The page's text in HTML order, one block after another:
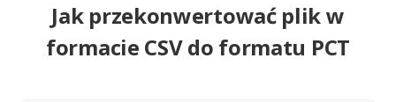
Jak przekonwertować plik w
formacie CSV do formatu PCT